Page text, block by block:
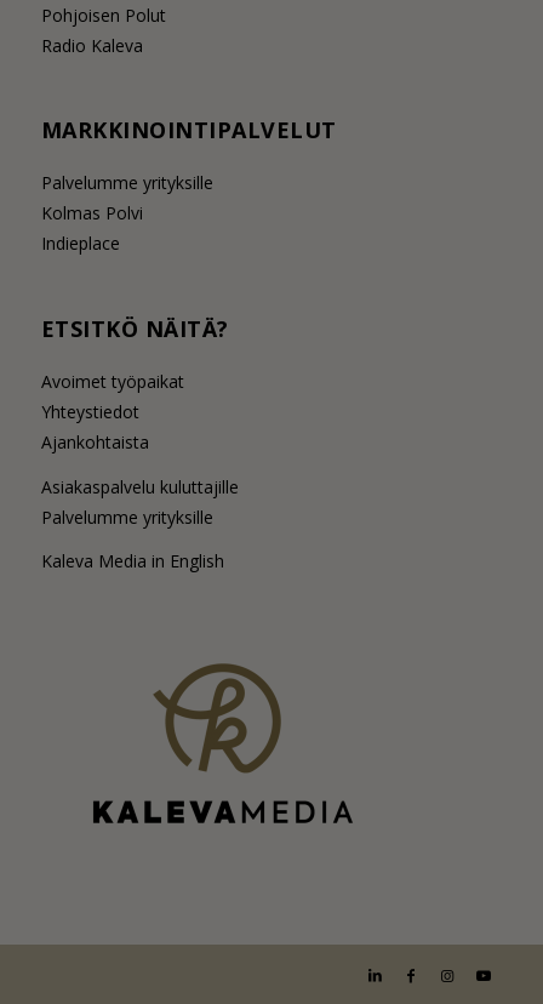
Pohjoisen Polut
Radio Kaleva
MARKKINOINTIPALVELUT
Palvelumme yrityksille
Kolmas Polvi
Indieplace
ETSITKÖ NÄITÄ?
Avoimet työpaikat
Yhteystiedot
Ajankohtaista
Asiakaspalvelu kuluttajille
Palvelumme yrityksille
Kaleva Media in English